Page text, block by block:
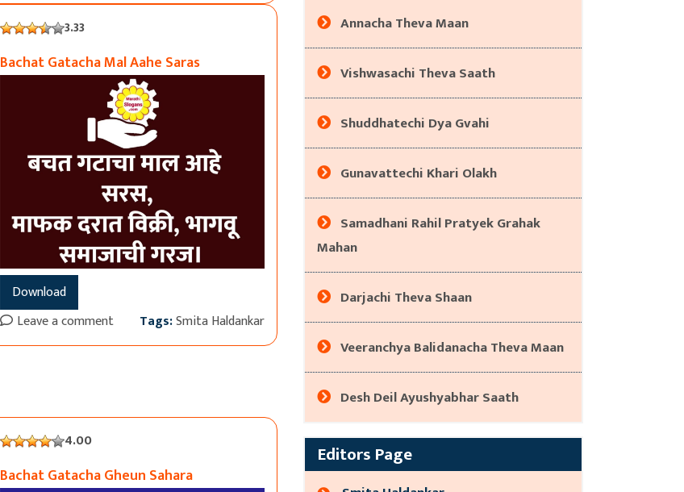
3.33
Bachat Gatacha Mal Aahe Saras
Download
Leave a comment
Tags:Smita Haldankar
4.00
Bachat Gatacha Gheun Sahara
Annacha Theva Maan
Vishwasachi Theva Saath
Shuddhatechi Dya Gvahi
Gunavattechi Khari Olakh
Samadhani Rahil Pratyek Grahak
Mahan
Darjachi Theva Shaan
Veeranchya Balidanacha Theva Maan
Desh Deil Ayushyabhar Saath
Editors Page